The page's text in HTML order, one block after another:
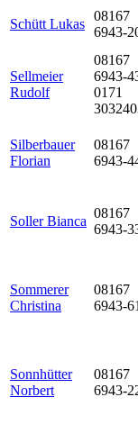
Schütt Lukas
08167
6943-
Sellmeier
Rudolf
08167
6943-
0171
Silberbauer
Florian
08167
6943-
Soller Bianca
08167
6943-
Sommerer
Christina
08167
6943-61
Sonnhütter
Norbert
08167
6943-